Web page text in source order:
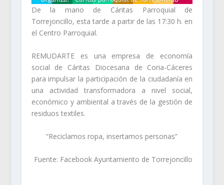
De la mano de Cáritas Parroquial de
Torrejoncillo, esta tarde a partir de las 17:30 h. en
el Centro Parroquial.
REMUDARTE es una empresa de economía
social de Cáritas Diocesana de Coria-Cáceres
para impulsar la participación de la ciudadanía en
una actividad transformadora a nivel social,
económico y ambiental a través de la gestión de
residuos textiles.
“Reciclamos ropa, insertamos personas”
Fuente: Facebook Ayuntamiento de Torrejoncillo